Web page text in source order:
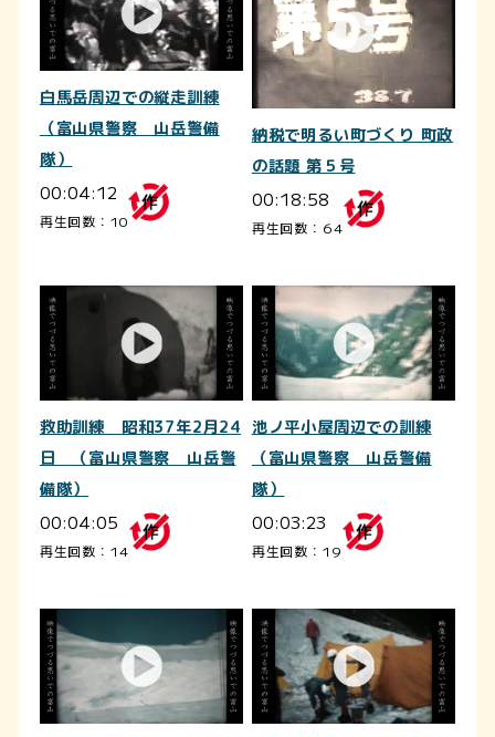
白馬岳周辺での縦走訓練
（富山県警察 山岳警備
隊）
00:04:12
再生回数：10
納税で明るい町づくり 町政
の話題 第５号
00:18:58
再生回数：64
救助訓練 昭和37年2月24
日 （富山県警察 山岳警
備隊）
00:04:05
再生回数：14
池ノ平小屋周辺での訓練
（富山県警察 山岳警備
隊）
00:03:23
再生回数：19